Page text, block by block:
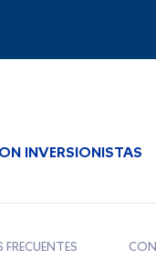
INVERSIONISTAS